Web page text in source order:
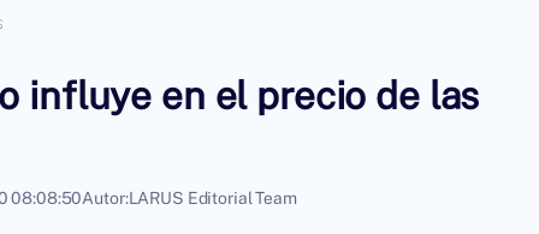
influye en el precio de las
08:08:50Autor:LARUS Editorial Team